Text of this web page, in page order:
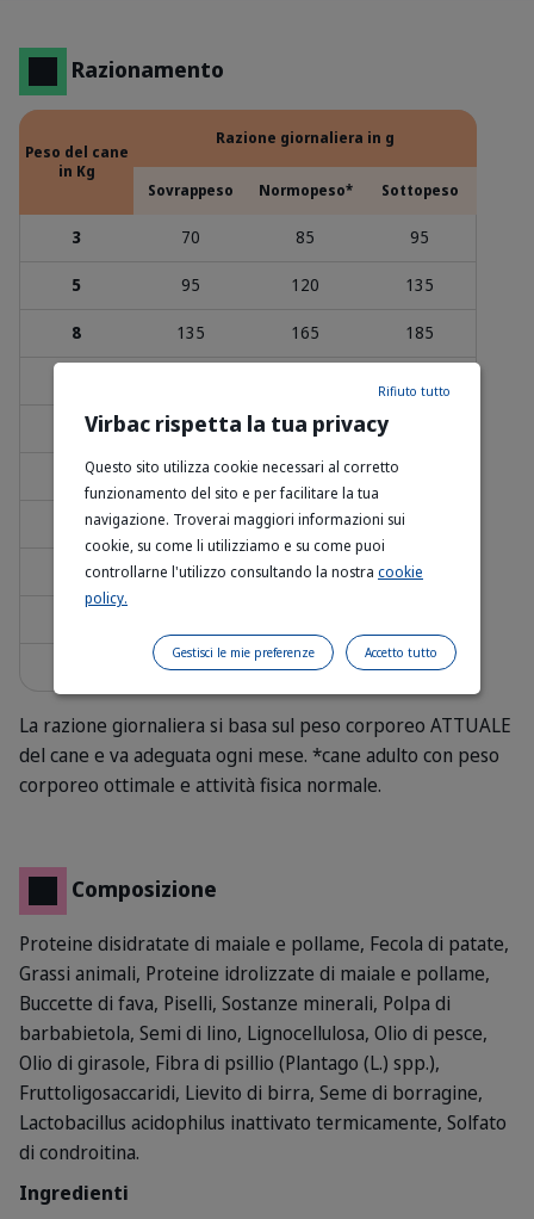
Razionamento
Peso del cane
in Kg
Razione giornaliera in g
Sovrappeso Normopeso* Sottopeso
3 70 85 95
5 95 120 135
8 135 165 185
15 205 255
20 245 305
25 285 355
30 320 400 440
510 640 700
La razione giornaliera si basa sul peso corporeo ATTUALE
del cane e va adeguata ogni mese. *cane adulto con peso
corporeo ottimale e attività fisica normale.
Composizione
Proteine disidratate di maiale e pollame, Fecola di patate,
Grassi animali, Proteine idrolizzate di maiale e pollame,
Buccette di fava, Piselli, Sostanze minerali, Polpa di
barbabietola, Semi di lino, Lignocellulosa, Olio di pesce,
Olio di girasole, Fibra di psillio (Plantago (L.) spp.),
Fruttoligosaccaridi, Lievito di birra, Seme di borragine,
Lactobacillus acidophilus inattivato termicamente, Solfato
di condroitina.
Ingredienti
Virbac rispetta la tua privacy
Questo sito utilizza cookie necessari al corretto
funzionamento del sito e per facilitare la tua
navigazione. Troverai maggiori informazioni sui
cookie, su come li utilizziamo e su come puoi
controllarne l'utilizzo consultando la nostra cookie
policy.
Rifiuto tutto
Accetto tutto
Gestisci le mie preferenze